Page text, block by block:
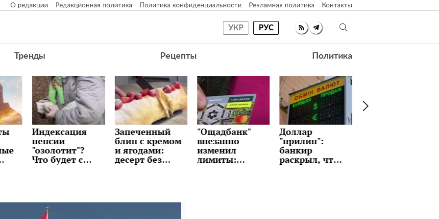
О редакции Редакционная политика Политика конфиденциальности Рекламная политика Контакты
УКР РУС
Тренды Рецепты Политика
Запеченный
блин с кремом
и ягодами:
десерт без
возни и
"Ощадбанк"
внезапно
изменил
лимиты:
сколько денег
Доллар
"прилип":
банкир
раскрыл, что
Идеальные
блины с
любимой
начинкой на
Масленицу: